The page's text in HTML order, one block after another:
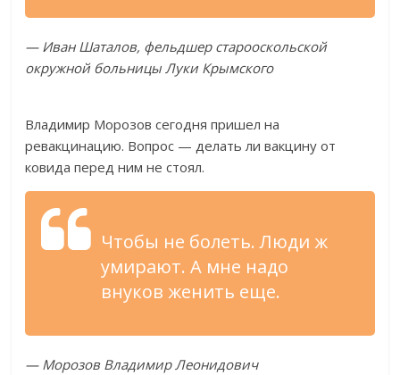
— Иван Шаталов, фельдшер старооскольской
окружной больницы Луки Крымского
Владимир Морозов сегодня пришел на
ревакцинацию. Вопрос — делать ли вакцину от
ковида перед ним не стоял.
Чтобы не болеть. Люди ж
умирают. А мне надо
внуков женить еще.
— Морозов Владимир Леонидович